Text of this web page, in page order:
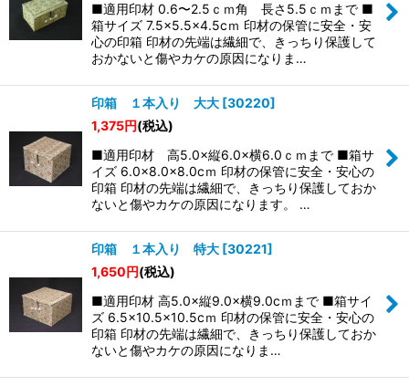
■適用印材 0.6〜2.5ｃｍ角 長さ5.5ｃｍまで ■
箱サイズ 7.5×5.5×4.5cｍ 印材の保管に安全・安
心の印箱 印材の先端は繊細で、きっちり保護して
おかないと傷やカケの原因になりま…
印箱 １本入り 大大 [30220]
1,375円(税込)
■適用印材 高5.0×縦6.0×横6.0ｃｍまで ■箱サ
イズ 6.0×8.0×8.0cｍ 印材の保管に安全・安心の
印箱 印材の先端は繊細で、きっちり保護しておか
ないと傷やカケの原因になります。 …
印箱 １本入り 特大 [30221]
1,650円(税込)
■適用印材 高5.0×縦9.0×横9.0cｍまで ■箱サイ
ズ 6.5×10.5×10.5cｍ 印材の保管に安全・安心の
印箱 印材の先端は繊細で、きっちり保護しておか
ないと傷やカケの原因になりま…